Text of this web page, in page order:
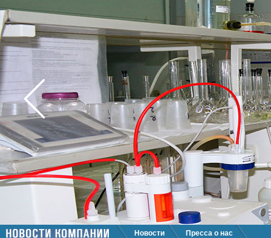
Новости Пресса о нас